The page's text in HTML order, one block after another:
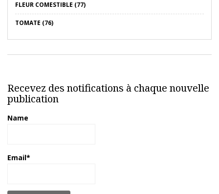
FLEUR COMESTIBLE (77)
TOMATE (76)
Recevez des notifications à chaque nouvelle
publication
Name
Email*